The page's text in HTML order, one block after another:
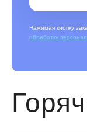
Нажимая кнопку
обработку